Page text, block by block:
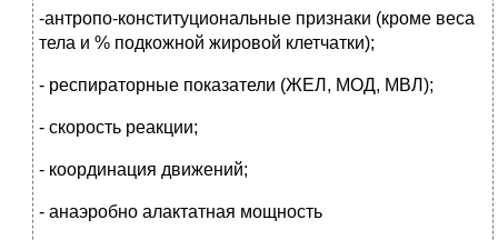
-антропо-конституциональные признаки (кроме веса
тела и % подкожной жировой клетчатки);
- респираторные показатели (ЖЕЛ, МОД, МВЛ);
- скорость реакции;
- координация движений;
- анаэробно алактатная мощность